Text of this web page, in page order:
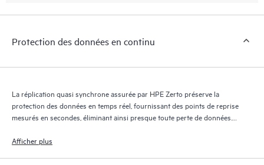
Protection des données en continu
La réplication quasi synchrone assurée par HPE Zerto préserve la
protection des données en temps réel, fournissant des points de reprise
mesurés en secondes, éliminant ainsi presque toute perte de données.
reprise pendant 30 jours maximum, offrant une reprise granulaire et
Afficher plus